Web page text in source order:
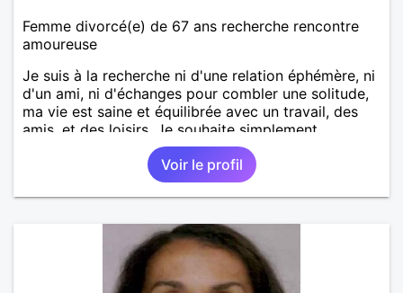
Femme divorcé(e) de 67 ans recherche rencontre
amoureuse
Je suis à la recherche ni d'une relation éphémère, ni
d'un ami, ni d'échanges pour combler une solitude,
ma vie est saine et équilibrée avec un travail, des
amis, et des loisirs. Je souhaite simplement
rencontrer un homme de la région de Orvault qui
recherche une relation sérieuse !
Voir le profil